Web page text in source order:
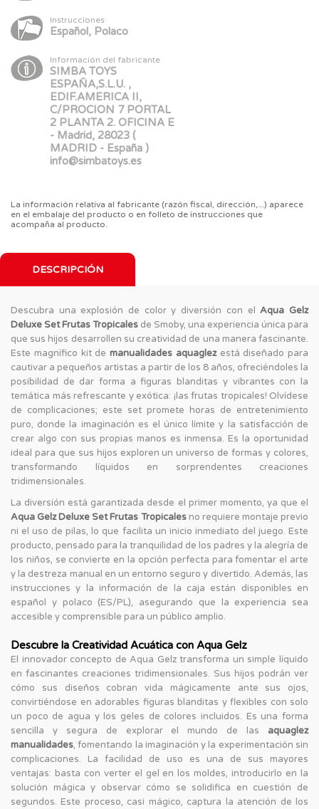
Instrucciones
Español, Polaco
Información del fabricante
SIMBA TOYS
ESPAÑA,S.L.U. ,
EDIF.AMERICA II,
C/PROCION 7 PORTAL
2 PLANTA 2. OFICINA E
- Madrid, 28023 (
MADRID - España )
info@simbatoys.es
La información relativa al fabricante (razón fiscal, dirección,...) aparece
en el embalaje del producto o en folleto de instrucciones que
acompaña al producto.
DESCRIPCIÓN
Descubra una explosión de color y diversión con elAqua Gelz
Deluxe Set Frutas Tropicales de Smoby, una experiencia única para
que sus hijos desarrollen su creatividad de una manera fascinante.
Este magnífico kit de manualidades aquaglezestá diseñado para
cautivar a pequeños artistas a partir de los 8 años, ofreciéndoles la
posibilidad de dar forma a figuras blanditas y vibrantes con la
temática más refrescante y exótica: ¡las frutas tropicales! Olvídese
de complicaciones; este set promete horas de entretenimiento
puro, donde la imaginación es el único límite y la satisfacción de
crear algo con sus propias manos es inmensa. Es la oportunidad
ideal para que sus hijos exploren un universo de formas y colores,
transformando líquidos en sorprendentes creaciones
tridimensionales.
La diversión está garantizada desde el primer momento, ya que el
Aqua Gelz Deluxe Set Frutas Tropicalesno requiere montaje previo
ni el uso de pilas, lo que facilita un inicio inmediato del juego. Este
producto, pensado para la tranquilidad de los padres y la alegría de
los niños, se convierte en la opción perfecta para fomentar el arte
y la destreza manual en un entorno seguro y divertido. Además, las
instrucciones y la información de la caja están disponibles en
español y polaco (ES/PL), asegurando que la experiencia sea
accesible y comprensible para un público amplio.
Descubre la Creatividad Acuática con Aqua Gelz
El innovador concepto de Aqua Gelz transforma un simple líquido
en fascinantes creaciones tridimensionales. Sus hijos podrán ver
cómo sus diseños cobran vida mágicamente ante sus ojos,
convirtiéndose en adorables figuras blanditas y flexibles con solo
un poco de agua y los geles de colores incluidos. Es una forma
sencilla y segura de explorar el mundo de las aquaglez
manualidades, fomentando la imaginación y la experimentación sin
complicaciones. La facilidad de uso es una de sus mayores
ventajas: basta con verter el gel en los moldes, introducirlo en la
solución mágica y observar cómo se solidifica en cuestión de
segundos. Este proceso, casi mágico, captura la atención de los